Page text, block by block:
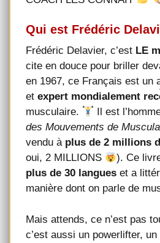
Qui est Frédéric
Frédéric Delavier, c’est LE
cite en douce pour briller
en 1967, ce Français est un
et expert mondialement
musculaire.
Il est
des Mouvements de
vendu à plus de 2 millions
oui, 2 MILLIONS
). Ce
plus de 30 langues et a
manière dont on parle de
Mais attends, ce n’est pas
c’est aussi un powerlifter, un